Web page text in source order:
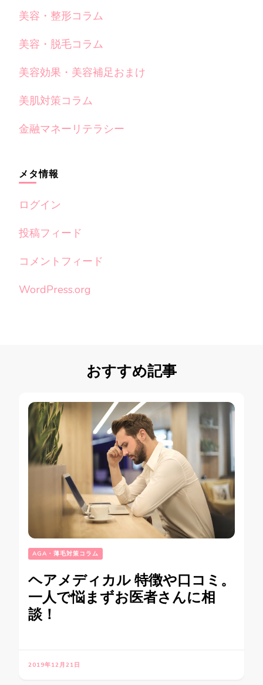
美容・整形コラム
美容・脱毛コラム
美容効果・美容補足おまけ
美肌対策コラム
金融マネーリテラシー
メタ情報
ログイン
投稿フィード
コメントフィード
WordPress.org
おすすめ記事
AGA・薄毛対策コラム
ヘアメディカル 特徴や口コミ。
一人で悩まずお医者さんに相
談！
2019年12月21日